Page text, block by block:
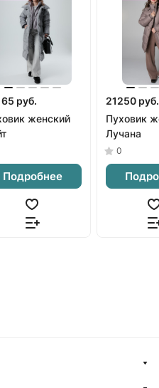
руб.
женский
Подробнее
21250 руб.
Пуховик
Лучана
0